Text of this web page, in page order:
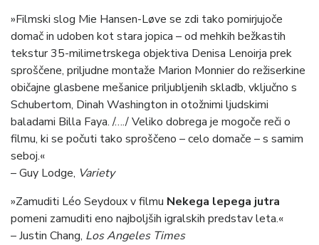
»Filmski slog Mie Hansen-Løve se zdi tako pomirjujoče
domač in udoben kot stara jopica – od mehkih bežkastih
tekstur 35-milimetrskega objektiva Denisa Lenoirja prek
sproščene, priljudne montaže Marion Monnier do režiserkine
običajne glasbene mešanice priljubljenih skladb, vključno s
Schubertom, Dinah Washington in otožnimi ljudskimi
baladami Billa Faya. /…./ Veliko dobrega je mogoče reči o
filmu, ki se počuti tako sproščeno – celo domače – s samim
seboj.«
– Guy Lodge, Variety
»Zamuditi Léo Seydoux v filmu Nekega lepega jutra
pomeni zamuditi eno najboljših igralskih predstav leta.«
– Justin Chang, Los Angeles Times